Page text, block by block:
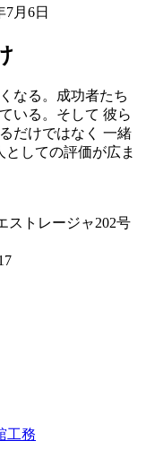
7月6日
なる。成功者たち
いる。そして 彼ら
だけではなく 一緒
しての評価が広ま
ストレージャ202号
工務